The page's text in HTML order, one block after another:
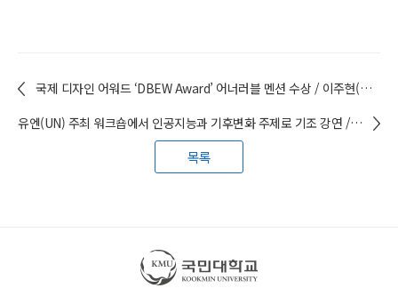
국제 디자인 어워드 ‘DBEW Award’ 어너러블 멘션 수상 / 이주현(건축학부 20) 동문
유엔(UN) 주최 워크숍에서 인공지능과 기후변화 주제로 기조 강연 / 임철희 (산림환경시스템학과) 교수
목록
국민대학교